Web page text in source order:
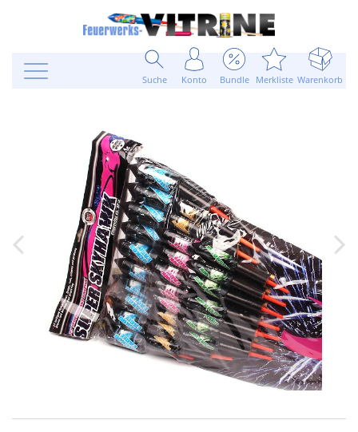
Suche Konto Bundle Merkliste Warenkorb